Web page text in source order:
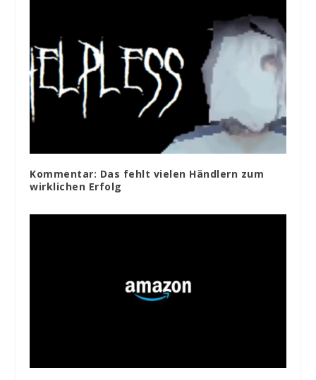
Kommentar: Das fehlt vielen Händlern zum
wirklichen Erfolg